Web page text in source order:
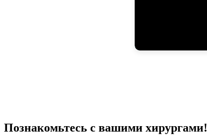
Познакомьтесь с вашими хирургами!